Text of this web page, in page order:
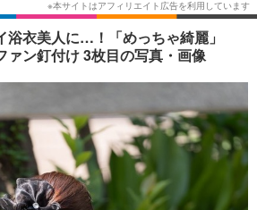
その他
浴衣美人に…！「めっちゃ綺麗」
ァン釘付け 3枚目の写真・画像